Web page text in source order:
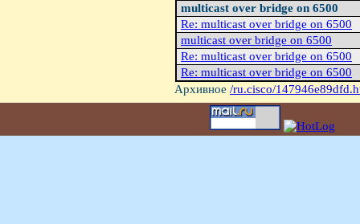
multicast over bridge on 6500
Re: multicast over bridge on 6500
multicast over bridge on 6500
Re: multicast over bridge on 6500
Re: multicast over bridge on 6500
Архивное /ru.cisco/